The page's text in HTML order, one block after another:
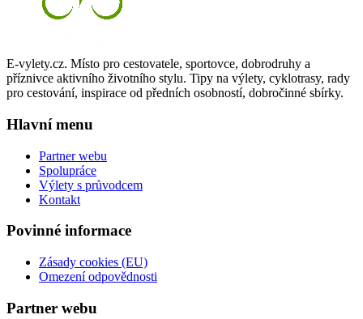
E-vylety.cz. Místo pro cestovatele, sportovce, dobrodruhy a
příznivce aktivního životního stylu. Tipy na výlety, cyklotrasy, rady
pro cestování, inspirace od předních osobností, dobročinné sbírky.
Hlavní menu
Partner webu
Spolupráce
Výlety s průvodcem
Kontakt
Povinné informace
Zásady cookies (EU)
Omezení odpovědnosti
Partner webu